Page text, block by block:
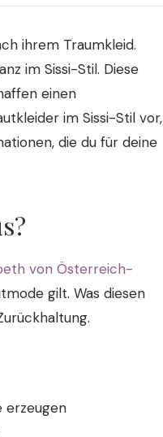
ihrem Traumkleid.
im Sissi-Stil. Diese
einen
im Sissi-Stil vor,
die du für deine
von Österreich-
gilt. Was diesen
erzeugen